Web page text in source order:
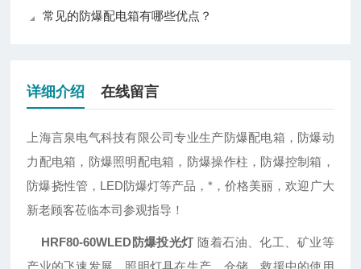
常见的防爆配电箱有哪些优点？
详细介绍 在线留言
上海言泉电气科技有限公司专业生产防爆配电箱，防爆动
力配电箱，防爆照明配电箱，防爆操作柱，防爆控制箱，
防爆挠性管，LED防爆灯等产品，*，价格美丽，欢迎广大
新老顾客莅临本司参观指导！
HRF80-60WLED防爆投光灯 随着石油、化工、矿业等